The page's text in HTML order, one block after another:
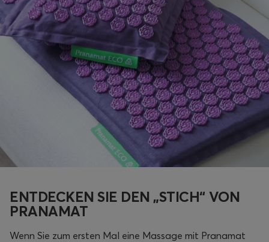
ENTDECKEN SIE DEN „STICH“ VON
PRANAMAT
Wenn Sie zum ersten Mal eine Massage mit Pranamat